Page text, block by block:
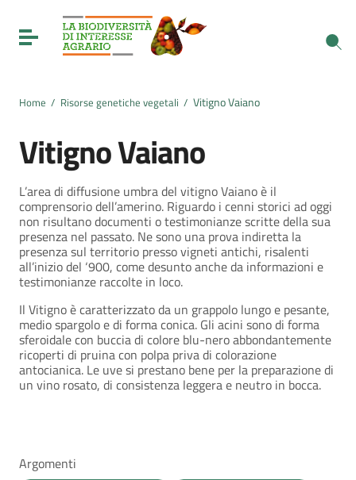
Vai al menu di navigazione
Vai al footer
Toggle navigation
Home / Risorse genetiche vegetali / Vitigno Vaiano
Vitigno Vaiano
L’area di diffusione umbra del vitigno Vaiano è il
comprensorio dell’amerino. Riguardo i cenni storici ad oggi
non risultano documenti o testimonianze scritte della sua
presenza nel passato. Ne sono una prova indiretta la
presenza sul territorio presso vigneti antichi, risalenti
all’inizio del ‘900, come desunto anche da informazioni e
testimonianze raccolte in loco.
Il Vitigno è caratterizzato da un grappolo lungo e pesante,
medio spargolo e di forma conica. Gli acini sono di forma
sferoidale con buccia di colore blu-nero abbondantemente
ricoperti di pruina con polpa priva di colorazione
antocianica. Le uve si prestano bene per la preparazione di
un vino rosato, di consistenza leggera e neutro in bocca.
Argomenti